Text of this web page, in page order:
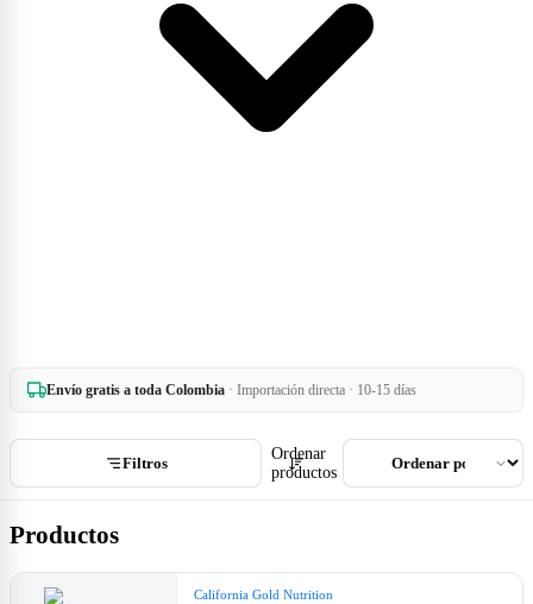
Envío gratis a toda Colombia · Importación directa · 10-15 días
Filtros
Ordenar
productos
Productos
California Gold Nutrition